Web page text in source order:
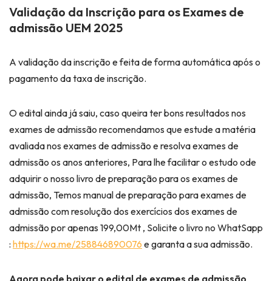
Validação da Inscrição para os Exames de
admissão UEM 2025
A validação da inscrição e feita de forma automática após o
pagamento da taxa de inscrição.
O edital ainda já saiu, caso queira ter bons resultados nos
exames de admissão recomendamos que estude a matéria
avaliada nos exames de admissão e resolva exames de
admissão os anos anteriores, Para lhe facilitar o estudo ode
adquirir o nosso livro de preparação para os exames de
admissão, Temos manual de preparação para exames de
admissão com resolução dos exercícios dos exames de
admissão por apenas 199,00Mt , Solicite o livro no WhatSapp
: https://wa.me/258846890076 e garanta a sua admissão.
Agora pode baixar o edital de exames de admissão